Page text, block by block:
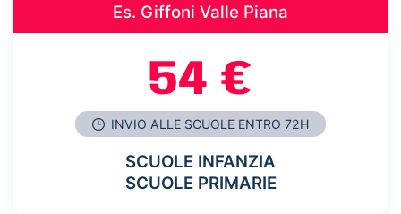
Es. Giffoni Valle Piana
54 €
INVIO ALLE SCUOLE ENTRO 72H
SCUOLE INFANZIA
SCUOLE PRIMARIE